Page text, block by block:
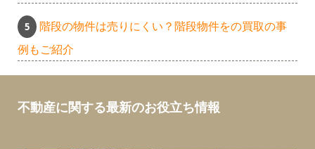
階段の物件は売りにくい？階段物件をの買取の事
例もご紹介
不動産に関する最新のお役立ち情報